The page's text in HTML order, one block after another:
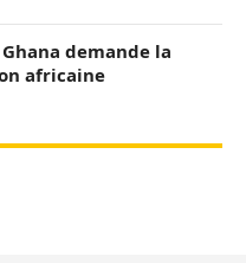
demande la
africaine